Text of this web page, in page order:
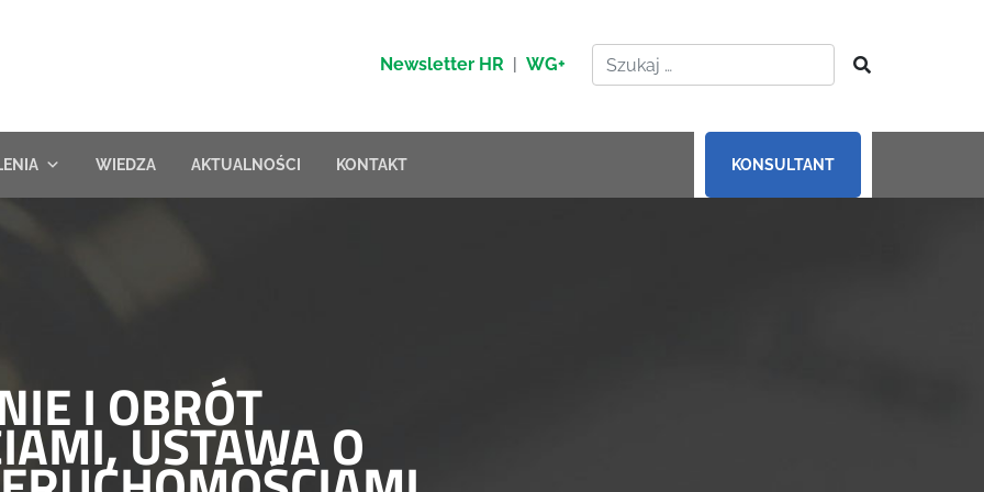
Newsletter HR | WG+
WIEDZA AKTUALNOŚCI KONTAKT KONSULTANT
I OBRÓT
USTAWA O